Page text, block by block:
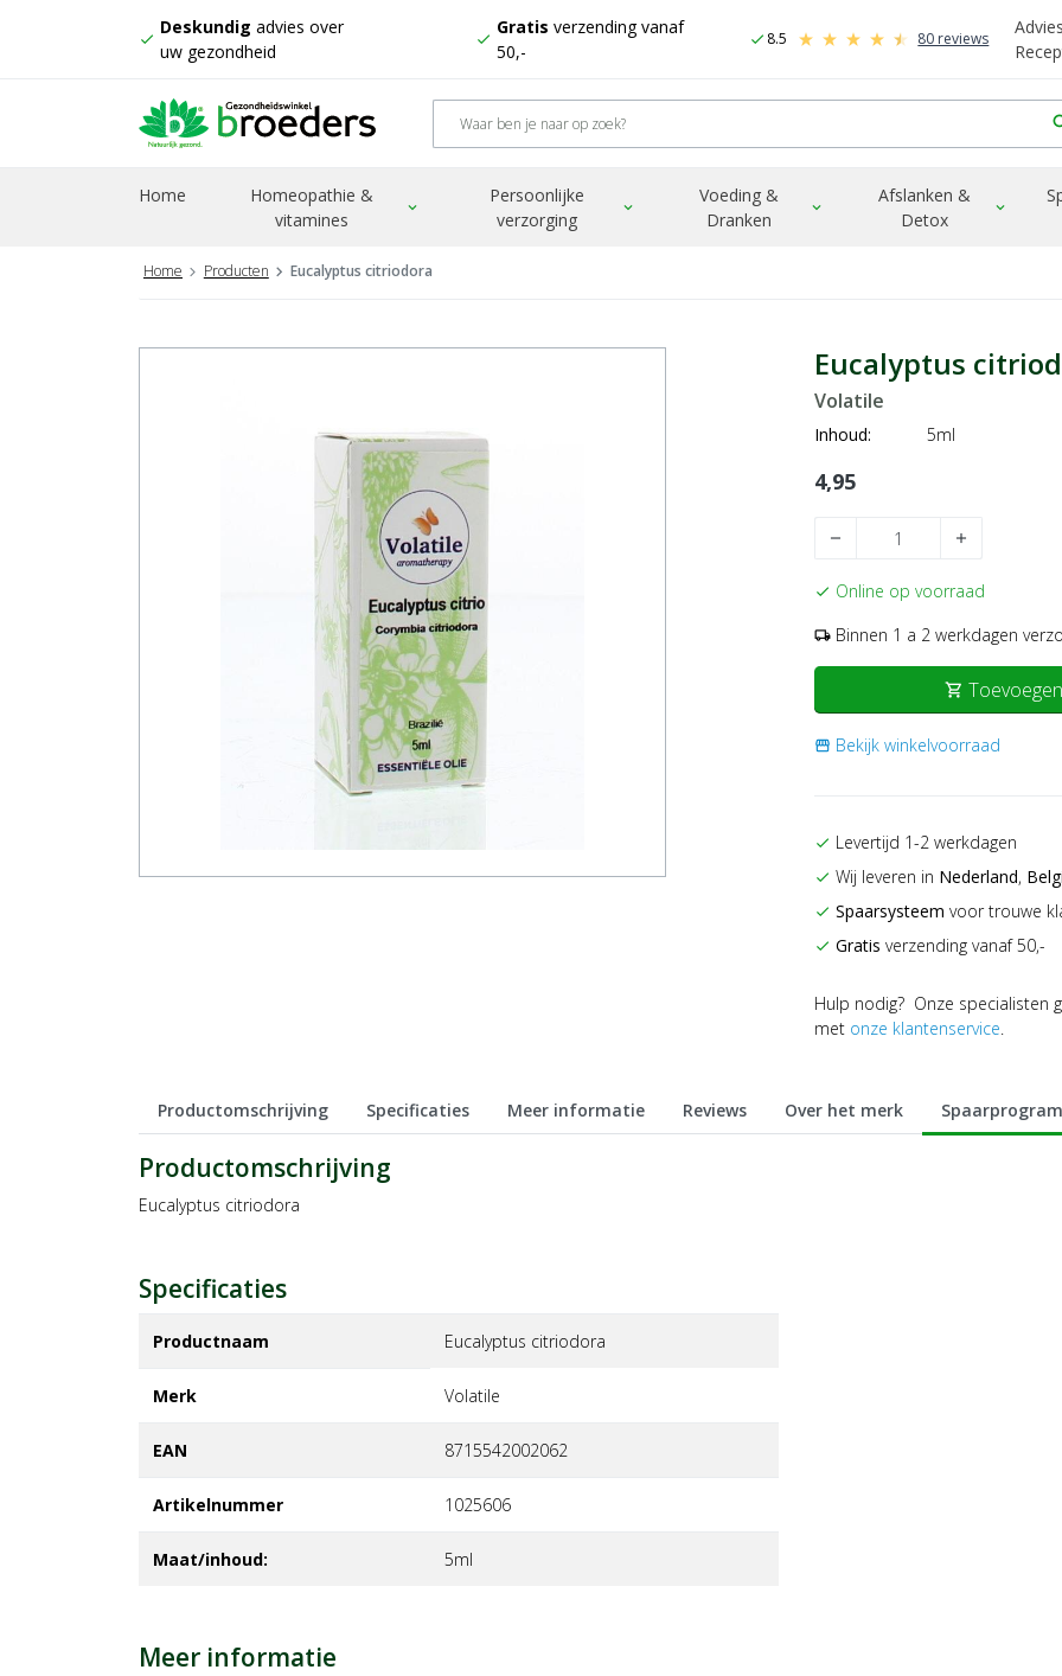
check
Deskundig advies over
uw gezondheid
check
Gratis verzending vanaf
50,-
check 8.5 80 reviews
Home
Homeopathie &
vitamines
expand_more
Persoonlijke
verzorging
expand_more
Voeding &
Dranken
expand_more
Afslanken &
Detox
expand_more
Home Producten Eucalyptus citriodora
Eucalyptus
Volatile
Inhoud: 5ml
4,95
remove add
check Online op voorraad
local_shipping Binnen 1 a 2 werkdagen
shopping_cart
storefront Bekijk winkelvoorraad
check Levertijd 1-2 werkdagen
check Wij leveren in Nederland,
check Spaarsysteem voor trouwe
check Gratis verzending vanaf 50,-
Hulp nodig? Onze specialisten
met onze klantenservice.
Productomschrijving Specificaties Meer informatie Reviews Over het merk
Productomschrijving
Eucalyptus citriodora
Specificaties
Productnaam Eucalyptus citriodora
Merk volatile
EAN 8715542002062
Artikelnummer 1025606
Maat/inhoud: 5ml
Meer informatie